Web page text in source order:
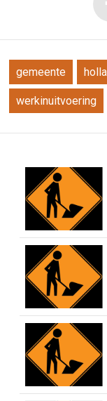
gemeente
werkinuitvoering